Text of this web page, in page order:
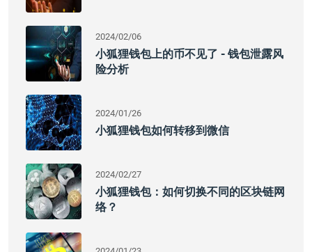
2024/02/06
小狐狸钱包上的币不见了 - 钱包泄露风
险分析
2024/01/26
小狐狸钱包如何转移到微信
2024/02/27
小狐狸钱包：如何切换不同的区块链网
络？